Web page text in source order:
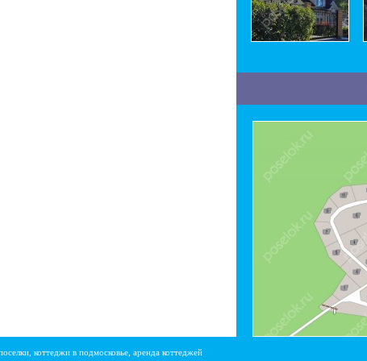
коттеджи в подмосковье, аренда коттеджей